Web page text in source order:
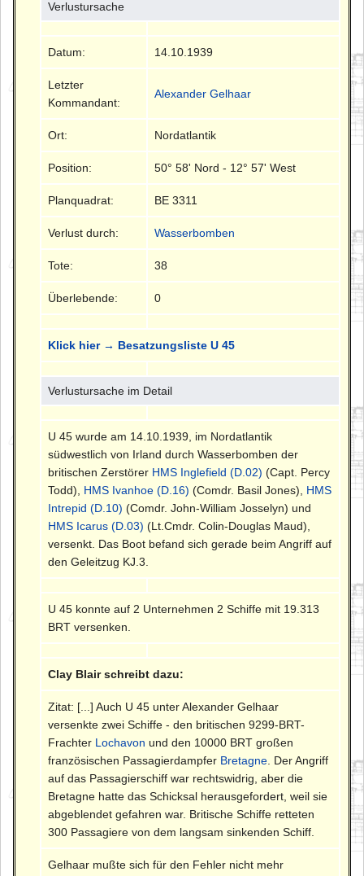
Verlustursache
Datum: 14.10.1939
Letzter
Kommandant:
Alexander Gelhaar
Ort: Nordatlantik
Position: 50° 58' Nord - 12° 57' West
Planquadrat: BE 3311
Verlust durch: Wasserbomben
Tote: 38
Überlebende: 0
Klick hier → Besatzungsliste U 45
Verlustursache im Detail
U 45 wurde am 14.10.1939, im Nordatlantik
südwestlich von Irland durch Wasserbomben der
britischen Zerstörer HMS Inglefield (D.02) (Capt. Percy
Todd), HMS Ivanhoe (D.16) (Comdr. Basil Jones), HMS
Intrepid (D.10) (Comdr. John-William Josselyn) und
HMS Icarus (D.03) (Lt.Cmdr. Colin-Douglas Maud),
versenkt. Das Boot befand sich gerade beim Angriff auf
den Geleitzug KJ.3.
U 45 konnte auf 2 Unternehmen 2 Schiffe mit 19.313
BRT versenken.
Clay Blair schreibt dazu:
Zitat: [...] Auch U 45 unter Alexander Gelhaar
versenkte zwei Schiffe - den britischen 9299-BRT-
Frachter Lochavon und den 10000 BRT großen
französischen Passagierdampfer Bretagne . Der Angriff
auf das Passagierschiff war rechtswidrig, aber die
Bretagne hatte das Schicksal herausgefordert, weil sie
abgeblendet gefahren war. Britische Schiffe retteten
300 Passagiere von dem langsam sinkenden Schiff.
Gelhaar mußte sich für den Fehler nicht mehr